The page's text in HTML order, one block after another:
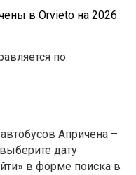
в Orvieto на 2026
по
Апричена –
дату
в форме поиска в